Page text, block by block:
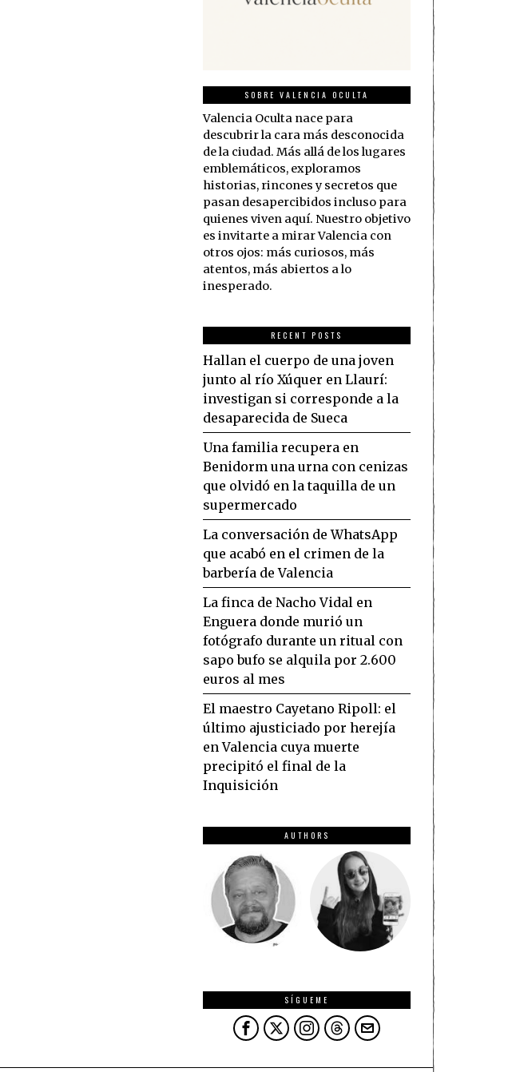
SOBRE VALENCIA OCULTA
Valencia Oculta nace para
descubrir la cara más desconocida
de la ciudad. Más allá de los lugares
emblemáticos, exploramos
historias, rincones y secretos que
pasan desapercibidos incluso para
quienes viven aquí. Nuestro objetivo
es invitarte a mirar Valencia con
otros ojos: más curiosos, más
atentos, más abiertos a lo
inesperado.
RECENT POSTS
Hallan el cuerpo de una joven
junto al río Xúquer en Llaurí:
investigan si corresponde a la
desaparecida de Sueca
Una familia recupera en
Benidorm una urna con cenizas
que olvidó en la taquilla de un
supermercado
La conversación de WhatsApp
que acabó en el crimen de la
barbería de Valencia
La finca de Nacho Vidal en
Enguera donde murió un
fotógrafo durante un ritual con
sapo bufo se alquila por 2.600
euros al mes
El maestro Cayetano Ripoll: el
último ajusticiado por herejía
en Valencia cuya muerte
precipitó el final de la
Inquisición
AUTHORS
SÍGUEME